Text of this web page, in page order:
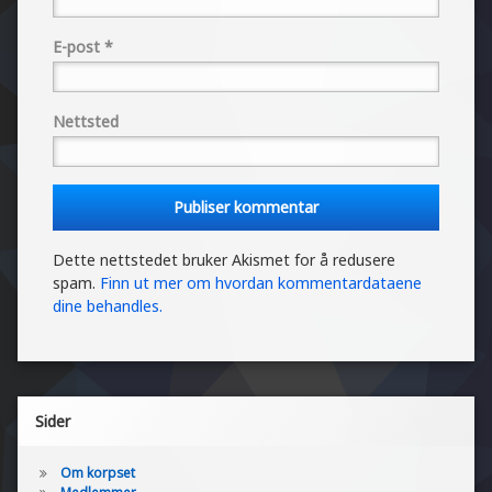
E-post *
Nettsted
Dette nettstedet bruker Akismet for å redusere
spam. Finn ut mer om hvordan kommentardataene
dine behandles.
Sider
Om korpset